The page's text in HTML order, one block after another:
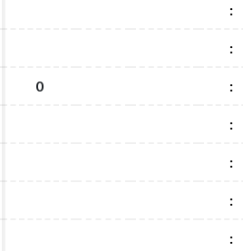
:
:
0 :
:
:
:
:
:
:
0 :
:
:
:
: